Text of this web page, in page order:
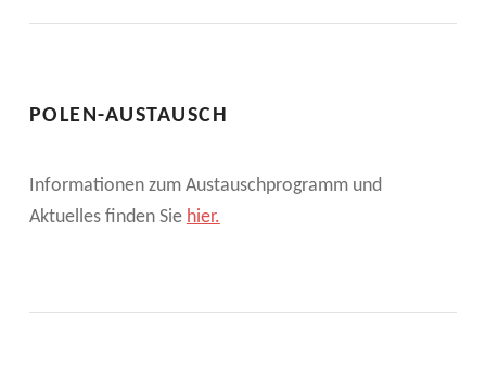
T
POLEN-AUSTAUSCH
Informationen zum Austauschprogramm und
Aktuelles finden Sie hier.